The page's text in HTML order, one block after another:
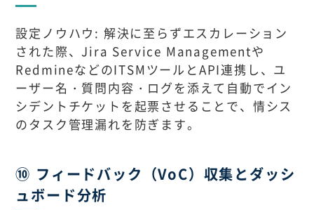
設定ノウハウ: 解決に至らずエスカレーション
された際、Jira Service Managementや
RedmineなどのITSMツールとAPI連携し、ユ
ーザー名・質問内容・ログを添えて自動でイン
シデントチケットを起票させることで、情シス
のタスク管理漏れを防ぎます。
⑩ フィードバック（VoC）収集とダッシ
ュボード分析